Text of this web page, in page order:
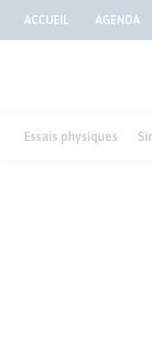
ACCUEIL AGENDA
Essais physiques